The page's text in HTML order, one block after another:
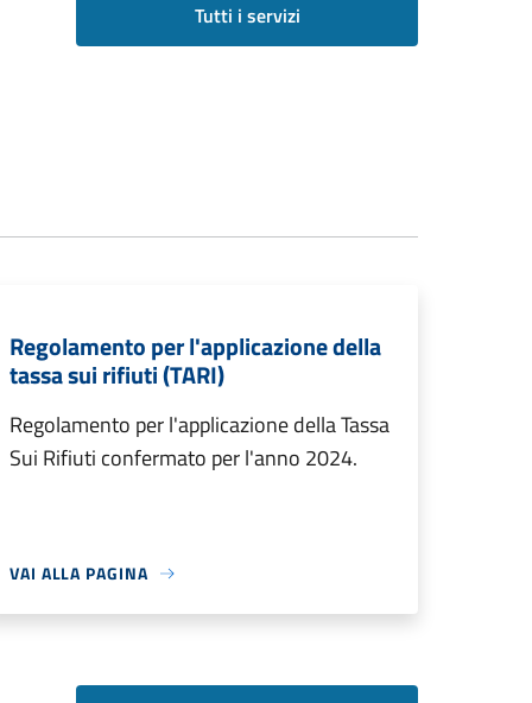
Tutti i servizi
Regolamento per l'applicazione della
tassa sui rifiuti (TARI)
Regolamento per l'applicazione della Tassa
Sui Rifiuti confermato per l'anno 2024.
VAI ALLA PAGINA